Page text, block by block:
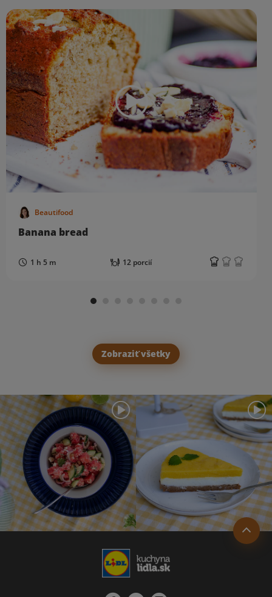
Beautifood
Banana bread
1 h 5 m 12 porcií
Zobraziť všetky